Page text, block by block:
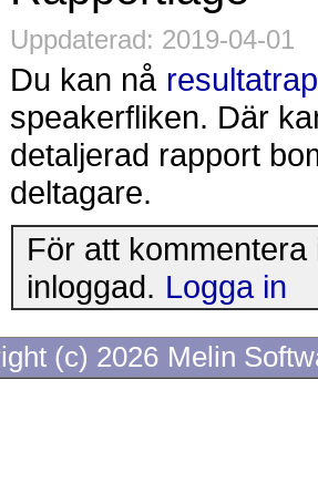
Uppdaterad: 2019-04-01
Du kan nå
speakerfliken. Där
detaljerad rapport
deltagare.
För att
inloggad. Logga in
(c) 2026 Melin